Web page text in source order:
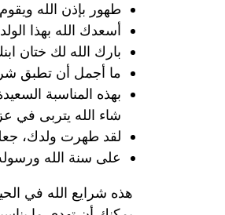
طهور بإذن الله
أسعدك الله بهذا
بارك الله لك ختان
ما أجمل أن تطبق
بهذه المناسبة
شاء الله يتربى في
لقد طهرت ولدك،
على سنة الله
هذه شرايع الله في